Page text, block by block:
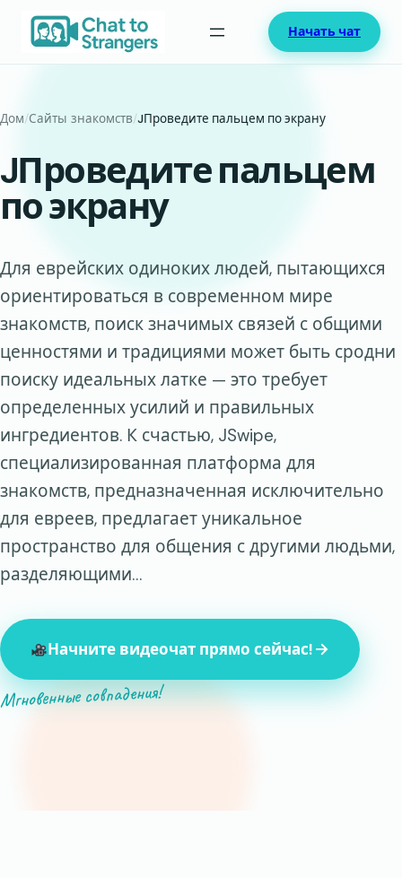
Перейти
содержимому
Начать чат
Дом/Сайты знакомств/JПроведите пальцем по экрану
JПроведите пальцем
по экрану
Для еврейских одиноких людей, пытающихся
ориентироваться в современном мире
знакомств, поиск значимых связей с общими
ценностями и традициями может быть сродни
поиску идеальных латке — это требует
определенных усилий и правильных
ингредиентов. К счастью, JSwipe,
специализированная платформа для
знакомств, предназначенная исключительно
для евреев, предлагает уникальное
пространство для общения с другими людьми,
разделяющими…
Начните видеочат прямо сейчас!
Мгновенные совпадения!